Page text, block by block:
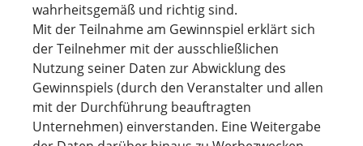
wahrheitsgemäß und richtig sind.
Mit der Teilnahme am Gewinnspiel erklärt sich
der Teilnehmer mit der ausschließlichen
Nutzung seiner Daten zur Abwicklung des
Gewinnspiels (durch den Veranstalter und allen
mit der Durchführung beauftragten
Unternehmen) einverstanden. Eine Weitergabe